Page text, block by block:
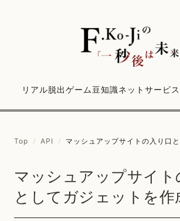
リアル脱出ゲーム豆知識ネットサービス
Top / API / マッシュアップサイトの入り口として
マッシュアップサイト
としてガジェットを作